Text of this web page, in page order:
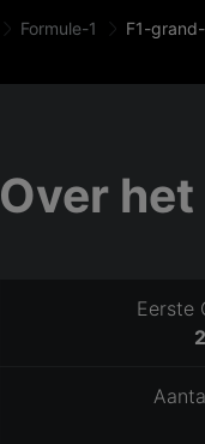
Formule-1 F1-
Over
Eerste